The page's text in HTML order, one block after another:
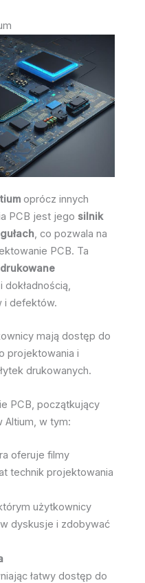
oprócz innych
PCB jest jego silnik
, co pozwala na
PCB. Ta
drukowane
i defektów.
mają dostęp do
projektowania i
drukowanych.
PCB, początkujący
Altium, w tym:
oferuje filmy
technik projektowania
użytkownicy
dyskusje i zdobywać
łatwy dostęp do